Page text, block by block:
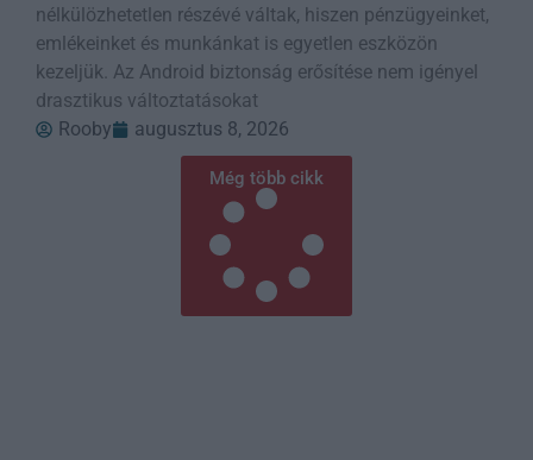
nélkülözhetetlen részévé váltak, hiszen pénzügyeinket,
emlékeinket és munkánkat is egyetlen eszközön
kezeljük. Az Android biztonság erősítése nem igényel
drasztikus változtatásokat
Rooby
augusztus 8, 2026
Még több cikk